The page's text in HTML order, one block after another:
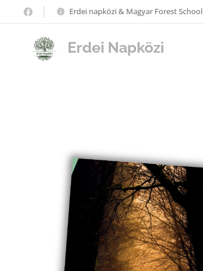
Erdei napközi & Magyar Forest School
Erdei Napközi